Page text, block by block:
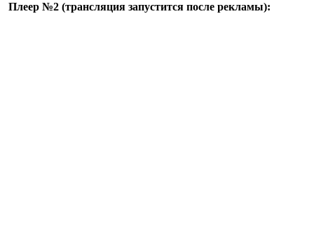
Плеер №2 (трансляция запустится после рекламы):